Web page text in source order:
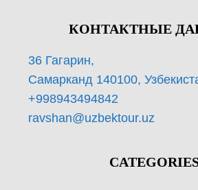
КОНТАКТНЫЕ
36 Гагарин,
Самарканд 140100,
+998943494842
ravshan@uzbektour.uz